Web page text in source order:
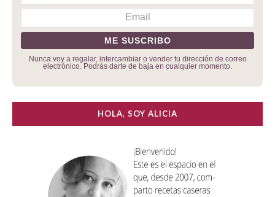
Nunca voy a regalar, intercambiar o vender tu dirección de correo
electrónico. Podrás darte de baja en cualquier momento.
HOLA, SOY ALICIA